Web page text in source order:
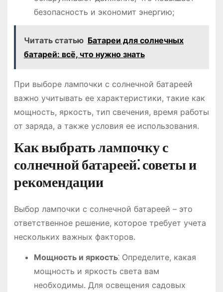
безопасность и экономит энергию;
Читать статью Батареи для солнечных
батарей: всё, что нужно знать
При выборе лампочки с солнечной батареей
важно учитывать ее характеристики, такие как
мощность, яркость, тип свечения, время работы
от заряда, а также условия ее использования.
Как выбрать лампочку с
солнечной батареей⁚ советы и
рекомендации
Выбор лампочки с солнечной батареей – это
ответственное решение, которое требует учета
нескольких важных факторов.
Мощность и яркость⁚ Определите, какая
мощность и яркость света вам
необходимы. Для освещения садовых